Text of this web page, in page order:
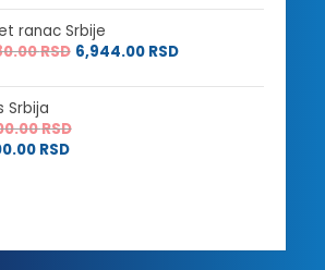
ranac Srbije
RSD 6,944.00 RSD
Srbija
RSD
RSD